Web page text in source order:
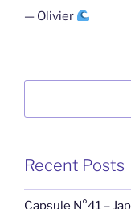
— Olivier
Recent Posts
Capsule N°41 –